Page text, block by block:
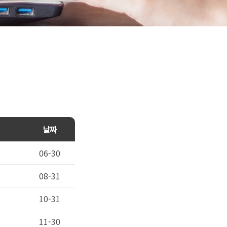
날짜
06-30
08-31
10-31
11-30